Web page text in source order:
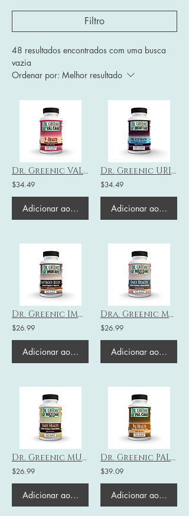
Filtro
48 resultados encontrados com uma busca
vazia
Ordenar por: Melhor resultado
Dr. Greenic VAL Care - V Saúde-
$34.49
Adicionar ao carrinho
Dr. Greenic URICout Care - Saúde do Ácido Úrico
$34.49
Adicionar ao carrinho
Dr. Greenic IMUNE BIÓTICO - AUMENTO DE ANTICORPOS
$26.99
Adicionar ao carrinho
Dra. Greenic MULTI CUIDADOS - MULHERES -
$26.99
Adicionar ao carrinho
Dr. Greenic MULTI CUIDADOS - HOMENS -
$26.99
Adicionar ao carrinho
Dr. Greenic PAL CARE - Pal Health-
$39.09
Adicionar ao carrinho